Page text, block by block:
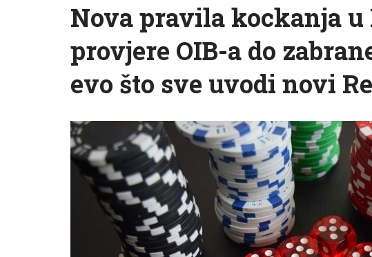
Nova pravila kockanja u
provjere OIB-a do
evo što sve uvodi novi